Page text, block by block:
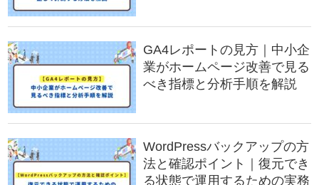
GA4レポートの見方｜中小企
業がホームページ改善で見る
べき指標と分析手順を解説
WordPressバックアップの方
法と確認ポイント｜復元でき
る状態で運用するための実務